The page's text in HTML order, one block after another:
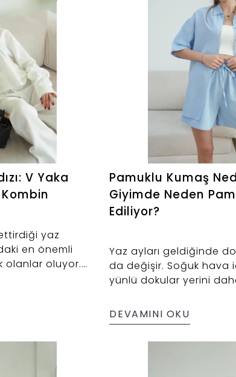
V Yaka
yaz
en önemli
olanlar oluyor.
bir kez
Pamuklu Kumaş
Giyimde Neden
Ediliyor?
Yaz ayları geldiğinde
da değişir. Soğuk hava
yünlü dokular yerini
kumaşların başında ise
yer alır.
DEVAMINI OKU